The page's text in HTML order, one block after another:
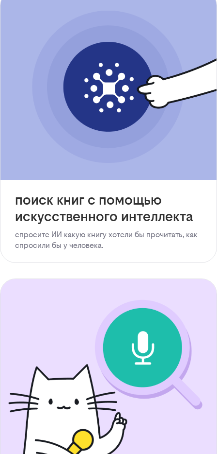
поиск книг с помощью
искусственного интеллекта
спросите ИИ какую книгу хотели бы прочитать, как
спросили бы у человека.